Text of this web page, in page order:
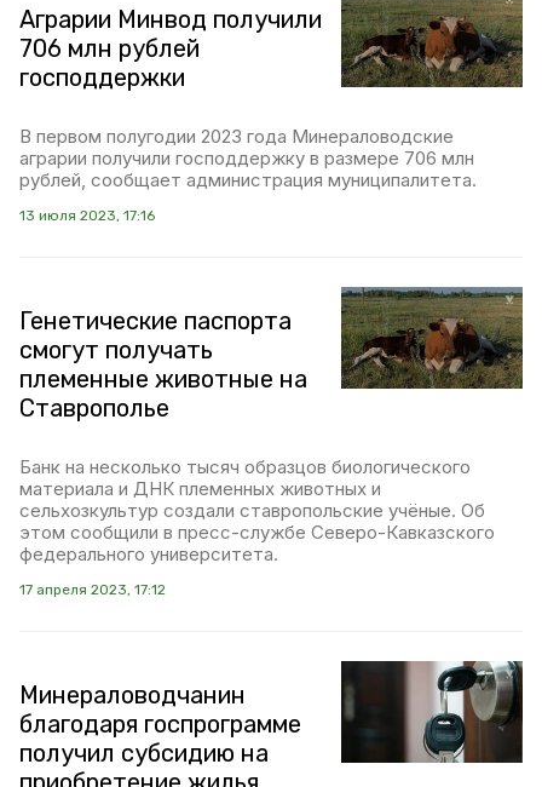
Аграрии Минвод получили
706 млн рублей
господдержки
В первом полугодии 2023 года Минераловодские
аграрии получили господдержку в размере 706 млн
рублей, сообщает администрация муниципалитета.
13 июля 2023, 17:16
Генетические паспорта
смогут получать
племенные животные на
Ставрополье
Банк на несколько тысяч образцов биологического
материала и ДНК племенных животных и
сельхозкультур создали ставропольские учёные. Об
этом сообщили в пресс-службе Северо-Кавказского
федерального университета.
17 апреля 2023, 17:12
Минераловодчанин
благодаря госпрограмме
получил субсидию на